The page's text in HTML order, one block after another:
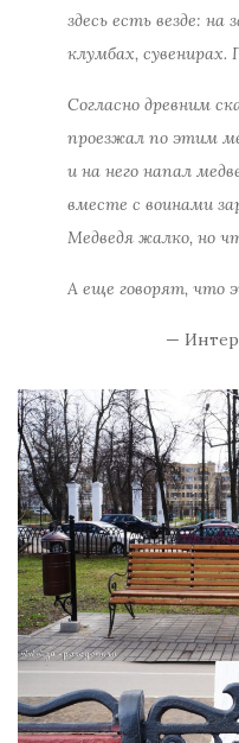
здесь есть везде: на
клумбах, сувенирах.
Согласно древним
проезжал по этим
и на него напал
вместе с воинами
Медведя жалко, но
А еще говорят, что